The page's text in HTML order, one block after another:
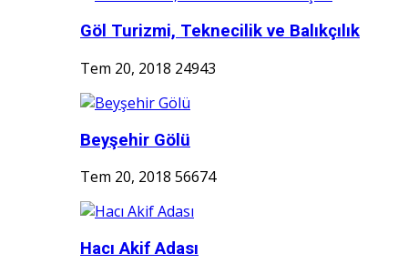
Göl Turizmi, Teknecilik ve Balıkçılık
Tem 20, 2018 24943
Beyşehir Gölü
Tem 20, 2018 56674
Hacı Akif Adası